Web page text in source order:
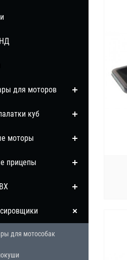
для моторов
куб
моторы
прицепы
для мотособак